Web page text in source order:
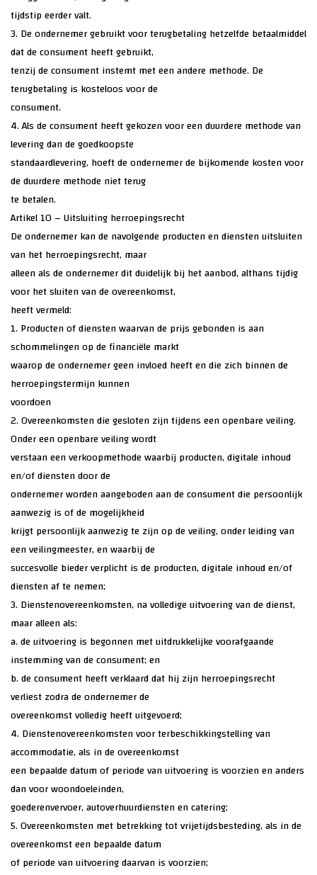
tijdstip eerder valt.
3. De ondernemer gebruikt voor terugbetaling hetzelfde betaalmiddel
dat de consument heeft gebruikt,
tenzij de consument instemt met een andere methode. De
terugbetaling is kosteloos voor de
consument.
4. Als de consument heeft gekozen voor een duurdere methode van
levering dan de goedkoopste
standaardlevering, hoeft de ondernemer de bijkomende kosten voor
de duurdere methode niet terug
te betalen.
Artikel 10 – Uitsluiting herroepingsrecht
De ondernemer kan de navolgende producten en diensten uitsluiten
van het herroepingsrecht, maar
alleen als de ondernemer dit duidelijk bij het aanbod, althans tijdig
voor het sluiten van de overeenkomst,
heeft vermeld:
1. Producten of diensten waarvan de prijs gebonden is aan
schommelingen op de financiële markt
waarop de ondernemer geen invloed heeft en die zich binnen de
herroepingstermijn kunnen
voordoen
2. Overeenkomsten die gesloten zijn tijdens een openbare veiling.
Onder een openbare veiling wordt
verstaan een verkoopmethode waarbij producten, digitale inhoud
en/of diensten door de
ondernemer worden aangeboden aan de consument die persoonlijk
aanwezig is of de mogelijkheid
krijgt persoonlijk aanwezig te zijn op de veiling, onder leiding van
een veilingmeester, en waarbij de
succesvolle bieder verplicht is de producten, digitale inhoud en/of
diensten af te nemen;
3. Dienstenovereenkomsten, na volledige uitvoering van de dienst,
maar alleen als:
a. de uitvoering is begonnen met uitdrukkelijke voorafgaande
instemming van de consument; en
b. de consument heeft verklaard dat hij zijn herroepingsrecht
verliest zodra de ondernemer de
overeenkomst volledig heeft uitgevoerd;
4. Dienstenovereenkomsten voor terbeschikkingstelling van
accommodatie, als in de overeenkomst
een bepaalde datum of periode van uitvoering is voorzien en anders
dan voor woondoeleinden,
goederenvervoer, autoverhuurdiensten en catering;
5. Overeenkomsten met betrekking tot vrijetijdsbesteding, als in de
overeenkomst een bepaalde datum
of periode van uitvoering daarvan is voorzien;